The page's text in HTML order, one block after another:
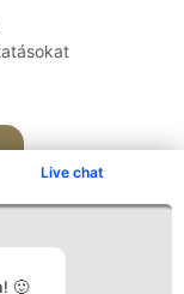
Live chat
🙂